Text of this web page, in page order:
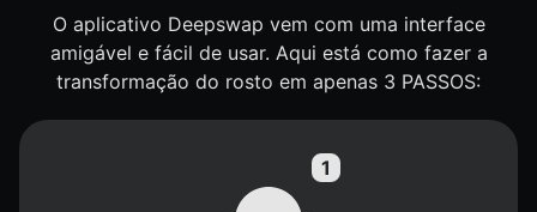
O aplicativo Deepswap vem com uma interface
amigável e fácil de usar. Aqui está como fazer a
transformação do rosto em apenas 3 PASSOS: